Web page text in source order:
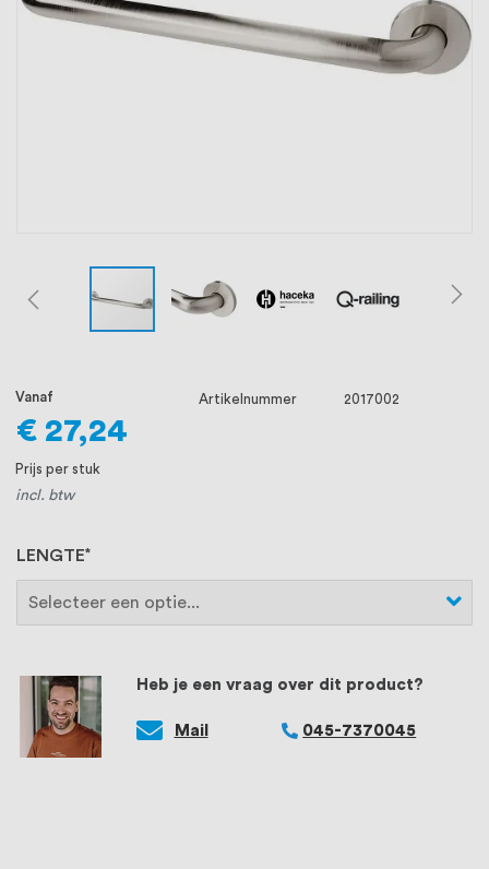
ons voorop, want we geloven dat een
goede relatie met onze klanten het
Heb je een vraag over dit product?
Mail 045-7370045
LENGTE
Vanaf
€ 27,24
Prijs per stuk
incl. btw
Artikelnummer 2017002